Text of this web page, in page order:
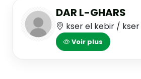
DAR L-GHARS
kser el kebir /
Voir plus